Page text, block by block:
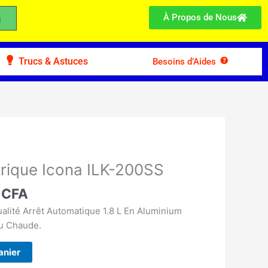
À Propos de Nous
Trucs & Astuces Besoins d’Aides
Icona ILK-200SS
CFA
prix
actuel
5.900 CFA.
Arrêt Automatique 1.8 L En Aluminium
Chaude.